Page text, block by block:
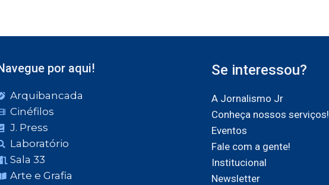
por aqui!
Arquibancada
Cinéfilos
J. Press
Laboratório
Sala 33
Arte e Grafia
Se interessou?
A Jornalismo Jr
Conheça nossos serviços!
Eventos
Fale com a gente!
Institucional
Newsletter